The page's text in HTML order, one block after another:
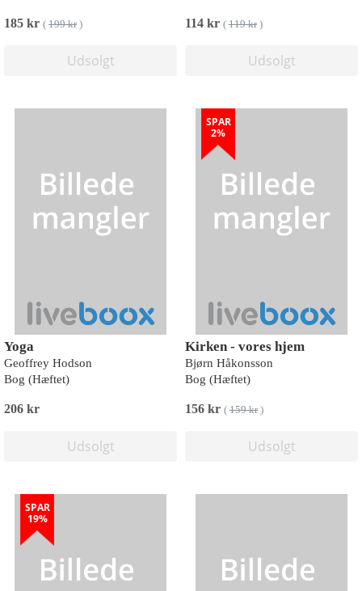
185 kr ( 199 kr)
Udsolgt
114 kr ( 119 kr)
Udsolgt
Yoga
Geoffrey Hodson
Bog (Hæftet)
206 kr
Udsolgt
SPAR
2%
Kirken - vores hjem
Bjørn Håkonsson
Bog (Hæftet)
156 kr ( 159 kr)
Udsolgt
SPAR
19%